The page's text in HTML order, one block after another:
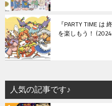
『PARTY TIME
を楽しもう！
人気の記事です♪